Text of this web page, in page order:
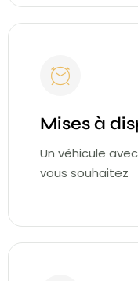
Mises à
Un véhicule
vous souhaitez